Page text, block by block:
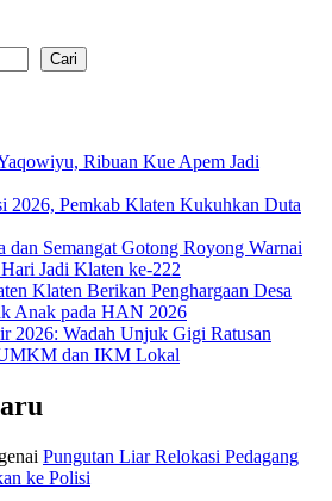
Cari
Ribuan Kue Apem Jadi
2026, Pemkab Klaten Kukuhkan Duta
dan Semangat Gotong Royong Warnai
Jadi Klaten ke-222
Klaten Berikan Penghargaan Desa
Anak pada HAN 2026
2026: Wadah Unjuk Gigi Ratusan
dan IKM Lokal
Pungutan Liar Relokasi Pedagang
ke Polisi